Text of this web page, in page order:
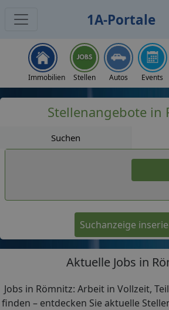
1A-Portale
Immobilien Stellen Autos Events
Stellenangebote in
Suchen
Suchanzeige
Aktuelle Jobs in
Jobs in Römnitz: Arbeit in Vollzeit,
finden – entdecken Sie aktuelle